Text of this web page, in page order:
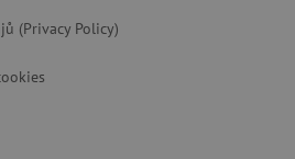
(Privacy Policy)